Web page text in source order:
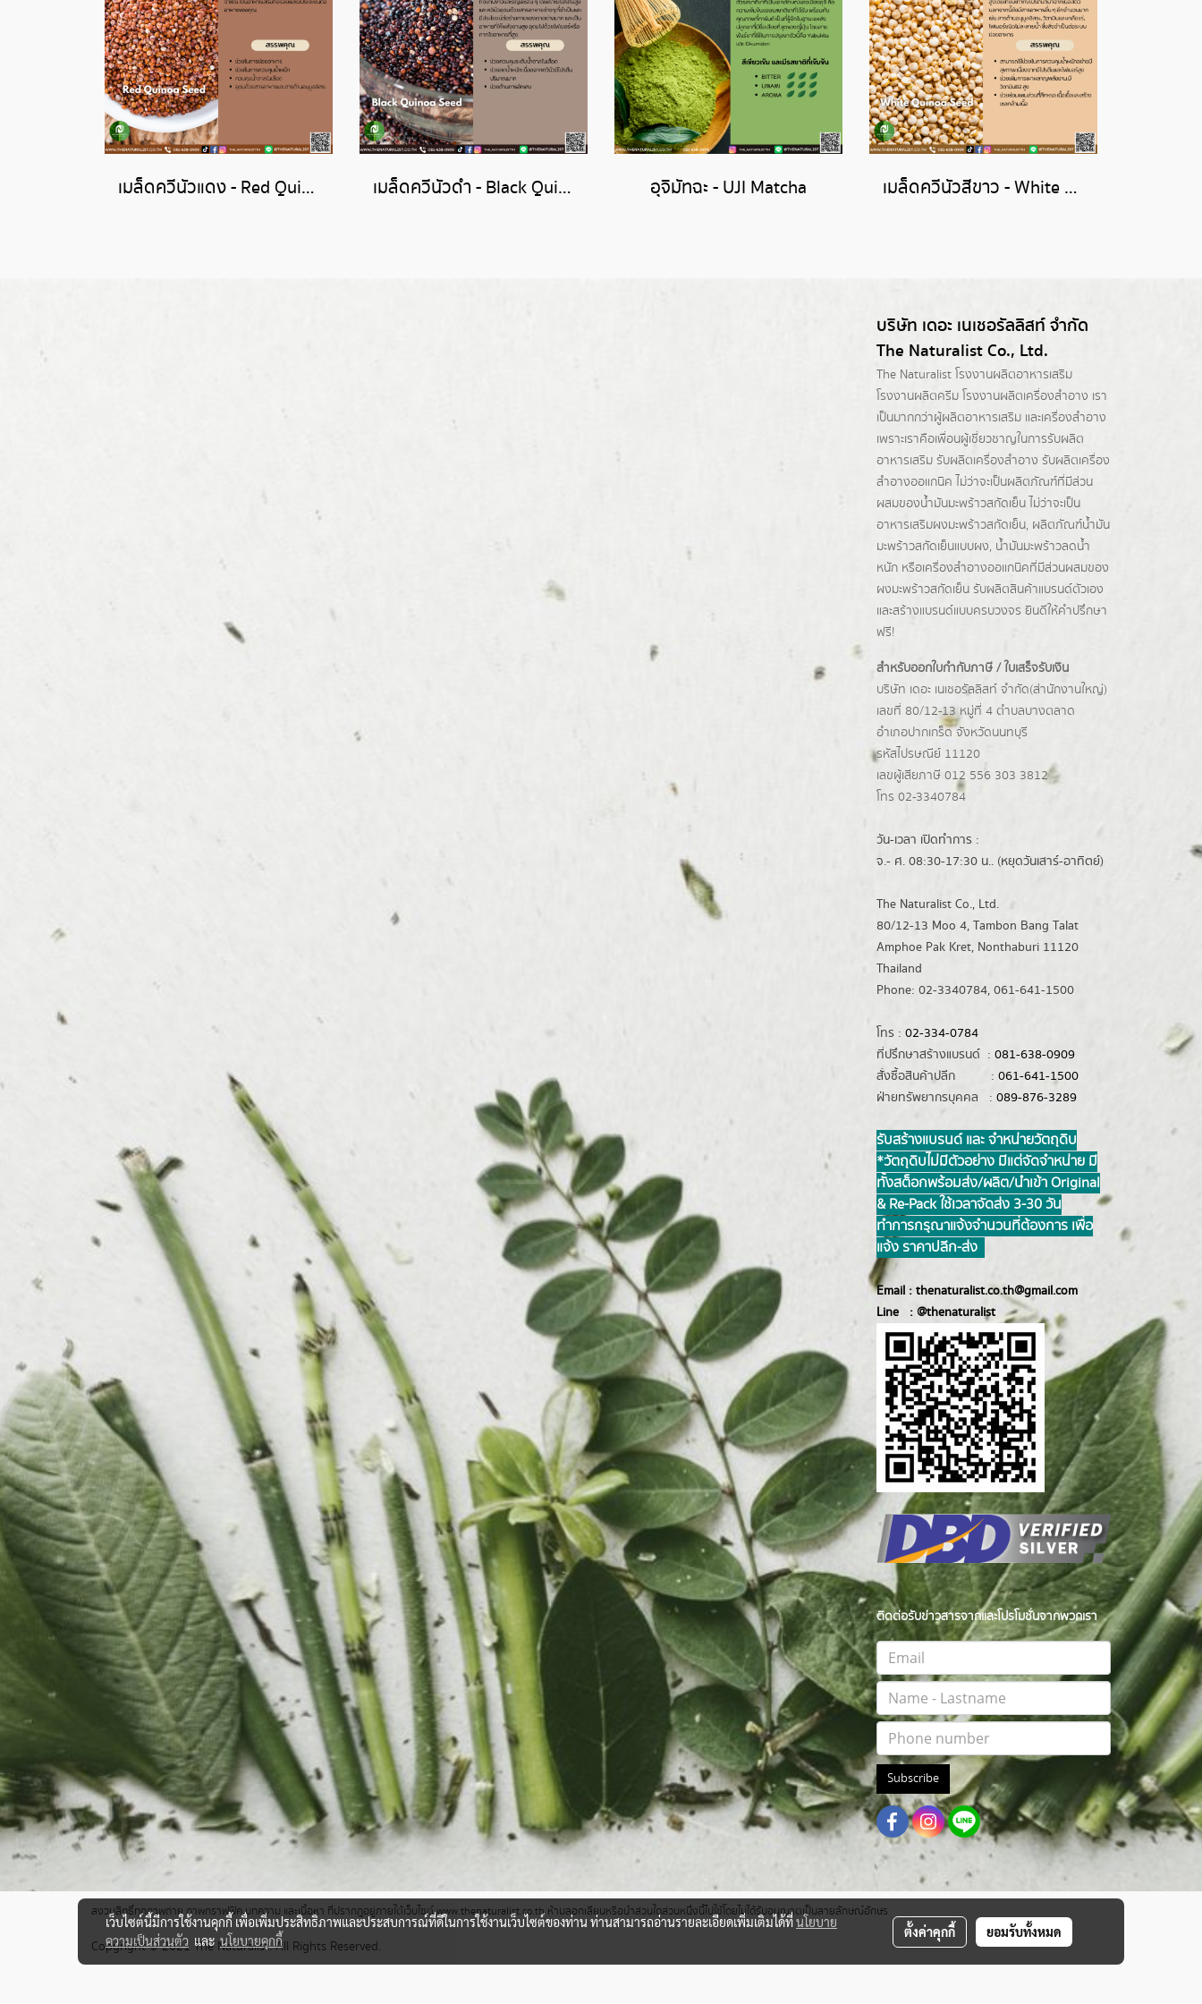
เมล็ดควีนัวแดง - Red Quinoa Seed เมล็ดควีนัวดำ - Black Quinoa Seed อุจิมัทฉะ - UJI Matcha เมล็ดควีนัวสีขาว - White Quinoa Seed
บริษัท เดอะ เนเชอรัลลิสท์ จำกัด
The Naturalist Co., Ltd.
The Naturalist โรงงานผลิตอาหารเสริม
โรงงานผลิตครีมโรงงานผลิตเครื่องสำอาง เรา
เป็นมากกว่าผู้ผลิตอาหารเสริมและเครื่องสำอาง
เพราะเราคือเพื่อนผู้เชี่ยวชาญในการรับผลิต
อาหารเสริม รับผลิตเครื่องสำอาง รับผลิตเครื่อง
สำอางออแกนิค ไม่ว่าจะเป็นผลิตภัณฑ์ที่มีส่วน
ผสมของน้ำมันมะพร้าวสกัดเย็น ไม่ว่าจะเป็น
อาหารเสริมผงมะพร้าวสกัดเย็น, ผลิตภัณฑ์น้ำมัน
มะพร้าวสกัดเย็นแบบผง, น้ำมันมะพร้าวลดน้ำ
หนักหรือเครื่องสำอางออแกนิคที่มีส่วนผสมของ
ผงมะพร้าวสกัดเย็น รับผลิตสินค้าแบรนด์ตัวเอง
และสร้างแบรนด์แบบครบวงจร ยินดีให้คำปรึกษา
ฟรี!
สำหรับออกใบกำกับภาษี / ใบเสร็จรับเงิน
บริษัท เดอะ เนเชอรัลลิสท์ จำกัด(ส่านักงานใหญ่)
เลขที่ 80/12-13 หมู่ที่ 4 ตำบลบางตลาด
อำเภอปากเกร็ดจังหวัดนนทบุรี
รหัสไปรษณีย์ 11120
เลขผู้เสียภาษี 012 556 303 3812
โทร 02-3340784
วัน-เวลา เปิดทำการ :
จ.- ศ. 08:30-17:30 น.. (หยุดวันเสาร์-อาทิตย์)
The Naturalist Co., Ltd.
80/12-13 Moo 4, Tambon Bang Talat
Amphoe Pak Kret, Nonthaburi 11120
Thailand
Phone: 02-3340784, 061-641-1500
โทร : 02-334-0784
ที่ปรึกษาสร้างแบรนด์ : 081-638-0909
สั่งซื้อสินค้าปลีก : 061-641-1500
ฝ่ายทรัพยากรบุคคล : 089-876-3289
รับสร้างแบรนด์ และ จำหน่ายวัตถุดิบ
*วัตถุดิบไม่มีตัวอย่าง มีแต่จัดจำหน่าย มี
ทั้งสต็อกพร้อมส่ง/ผลิต/นำเข้า Original
& Re-Pack ใช้เวลาจัดส่ง 3-30 วัน
ทำการ กรุณาแจ้งจำนวนที่ต้องการ เพื่อ
แจ้ง ราคาปลีก-ส่ง
Email : thenaturalist.co.th@gmail.com
Line : @thenaturalist
ติดต่อรับข่าวสารจากและโปรโมชั่นจากพวกเรา
Subscribe
สงวนสิทธิ์ทุกภาพถ่าย ภาพกราฟฟิค บทความ และเนื้อหา ที่ปรากฎอยู่ภายใต้เว็บไซต์ www.thenaturalist.co.th ห้ามลอกเลียนหรือนำส่วนใดส่วนหนึ่งนี้ไปใช้โดยไม่ได้รับอนุญาตเป็นลายลักษณ์อักษร
Copyright © 2021 The Naturalist. All Rights Reserved.
เว็บไซต์นี้มีการใช้งานคุกกี้ เพื่อเพิ่มประสิทธิภาพและประสบการณ์ที่ดีในการใช้งานเว็บไซต์ของท่าน ท่านสามารถอ่านรายละเอียดเพิ่มเติมได้ที่นโยบาย
ความเป็นส่วนตัว และนโยบายคุกกี้
ตั้งค่าคุกกี้ ยอมรับทั้งหมด